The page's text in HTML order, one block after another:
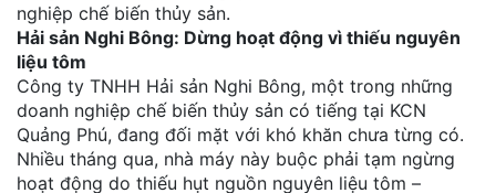
nghiệp chế biến thủy sản.
Hải sản Nghi Bông: Dừng hoạt động vì thiếu nguyên
liệu tôm
Công ty TNHH Hải sản Nghi Bông, một trong những
doanh nghiệp chế biến thủy sản có tiếng tại KCN
Quảng Phú, đang đối mặt với khó khăn chưa từng có.
Nhiều tháng qua, nhà máy này buộc phải tạm ngừng
hoạt động do thiếu hụt nguồn nguyên liệu tôm –